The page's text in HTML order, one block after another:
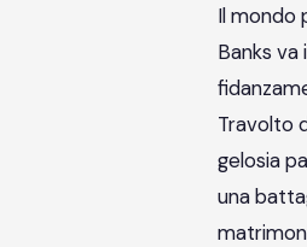
Il mondo
Banks va
Travolto
gelosia
una